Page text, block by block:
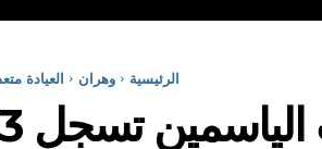
الرئيسية وهران العيادة متعددة